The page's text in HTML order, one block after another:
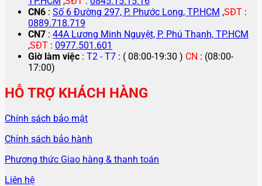
CN6 : Số 6 Đường 297, P. Phước Long, TP.HCM ,SĐT :
0889.718.719
CN7 : 44A Lương Minh Nguyệt, P. Phú Thạnh, TP.HCM
,SĐT : 0977.501.601
Giờ làm việc : T2 - T7 : ( 08:00-19:30 ) CN : (08:00-
17:00)
HỖ TRỢ KHÁCH HÀNG
Chính sách bảo mật
Chính sách bảo hành
Phương thức Giao hàng & thanh toán
Liên hệ